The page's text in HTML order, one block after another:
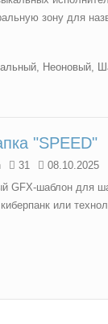
зону для
, Неоновый,
"SPEED"
31
08.10.2025
GFX-шаблон для
или